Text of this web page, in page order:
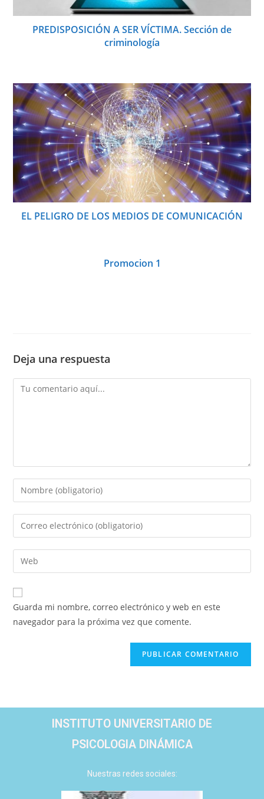
PREDISPOSICIÓN A SER VÍCTIMA. Sección de
criminología
EL PELIGRO DE LOS MEDIOS DE COMUNICACIÓN
Promocion 1
Deja una respuesta
Guarda mi nombre, correo electrónico y web en este
navegador para la próxima vez que comente.
INSTITUTO UNIVERSITARIO DE
PSICOLOGIA DINÁMICA
Nuestras redes sociales: